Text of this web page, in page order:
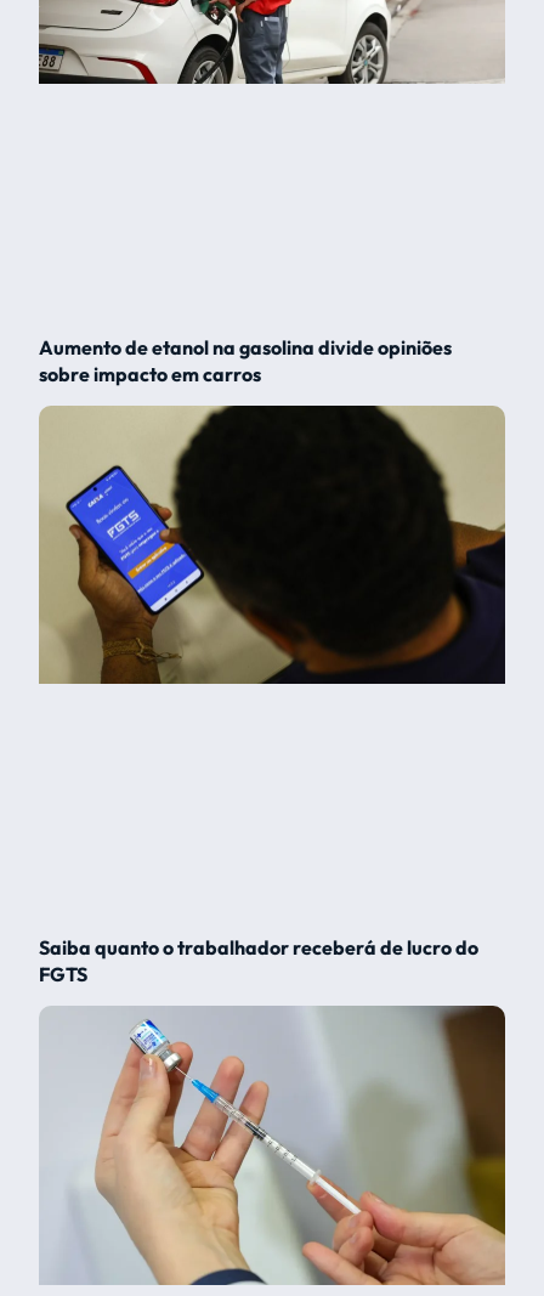
Aumento de etanol na gasolina divide opiniões
sobre impacto em carros
Saiba quanto o trabalhador receberá de lucro do
FGTS